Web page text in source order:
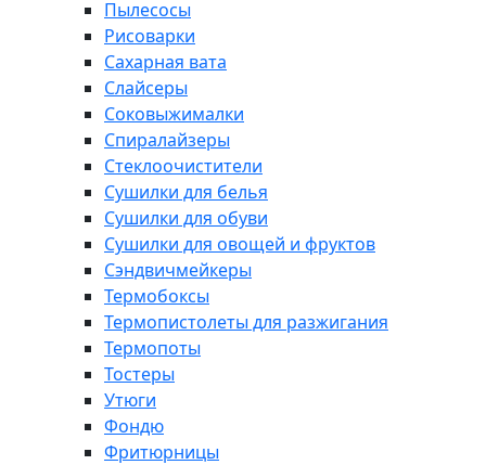
Пылесосы
Рисоварки
Сахарная вата
Слайсеры
Соковыжималки
Спиралайзеры
Стеклоочистители
Сушилки для белья
Сушилки для обуви
Сушилки для овощей и фруктов
Сэндвичмейкеры
Термобоксы
Термопистолеты для разжигания
Термопоты
Тостеры
Утюги
Фондю
Фритюрницы